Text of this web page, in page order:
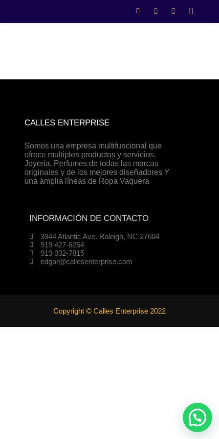
CALLES ENTERPRISE
Somos una empresa multifuncional que
ofrece multiples productos y servicios.
Joyería, Perfumes de todas las marcas
originales y de los mejores diseñadores Y
una amplia líneas de Ropa Vaquera
INFORMACIÓN DE CONTACTO
3944 Atlantic Ave. Raleigh, NC 27604
919 427-6264
919 332-7815
edgar@callesenterprise.com
Copyright © Calles Enterprise 2022